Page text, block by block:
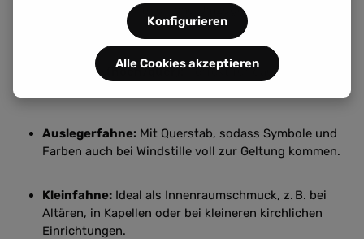
Kirchenfahne für feierliche Umzüge und
Kirchenportale.
Hissfahne (hoch/quer):Perfekt für dauerhaftes
Auslegerfahne: Mit Querstab, sodass Symbole und
Farben auch bei Windstille voll zur Geltung kommen.
Kleinfahne: Ideal als Innenraumschmuck, z. B. bei
Altären, in Kapellen oder bei kleineren kirchlichen
Einrichtungen.
Konfigurieren
Alle Cookies akzeptieren